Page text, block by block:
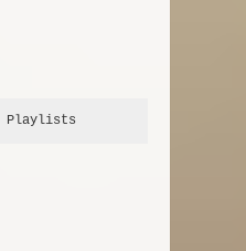
Playlists